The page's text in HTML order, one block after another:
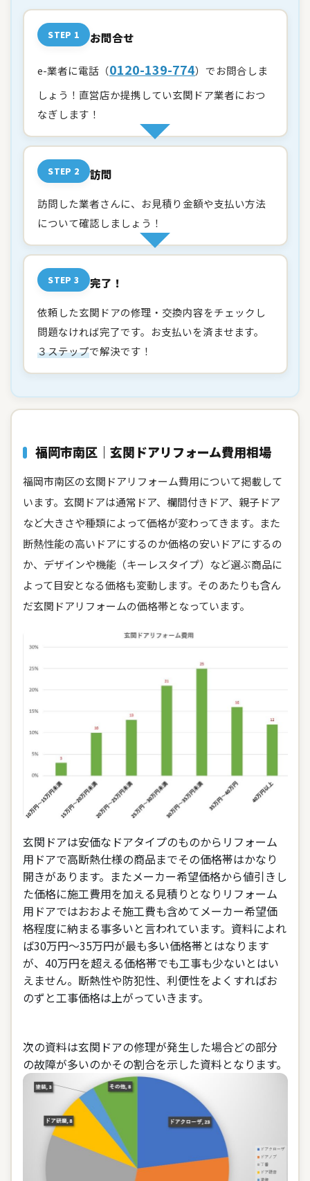
STEP 1 お問合せ
e-業者に電話（0120-139-774）でお問合しま
しょう！直営店か提携してい玄関ドア業者におつ
なぎします！
STEP 2 訪問
訪問した業者さんに、お見積り金額や支払い方法
について確認しましょう！
STEP 3 完了！
依頼した玄関ドアの修理・交換内容をチェックし
問題なければ完了です。お支払いを済ませます。
３ステップで解決です！
福岡市南区｜玄関ドアリフォーム費用相場
福岡市南区の玄関ドアリフォーム費用について掲載して
います。玄関ドアは通常ドア、欄間付きドア、親子ドア
など大きさや種類によって価格が変わってきます。また
断熱性能の高いドアにするのか価格の安いドアにするの
か、デザインや機能（キーレスタイプ）など選ぶ商品に
よって目安となる価格も変動します。そのあたりも含ん
だ玄関ドアリフォームの価格帯となっています。
玄関ドアは安価なドアタイプのものからリフォーム
用ドアで高断熱仕様の商品までその価格帯はかなり
開きがあります。またメーカー希望価格から値引きし
た価格に施工費用を加える見積りとなりリフォーム
用ドアではおおよそ施工費も含めてメーカー希望価
格程度に納まる事多いと言われています。資料によれ
ば30万円～35万円が最も多い価格帯とはなります
が、40万円を超える価格帯でも工事も少ないとはい
えません。断熱性や防犯性、利便性をよくすればお
のずと工事価格は上がっていきます。
次の資料は玄関ドアの修理が発生した場合どの部分
の故障が多いのかその割合を示した資料となります。